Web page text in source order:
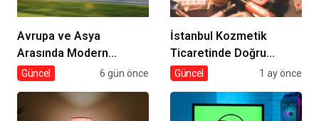
Avrupa ve Asya
Arasında Modern
Lojistik Çözümleri
Güncel 6 gün önce
İstanbul Kozmetik
Ticaretinde Doğru
Tedarik
Güncel 1 ay önce